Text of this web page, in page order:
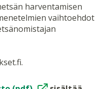
harventamisen
vaihtoehdot​